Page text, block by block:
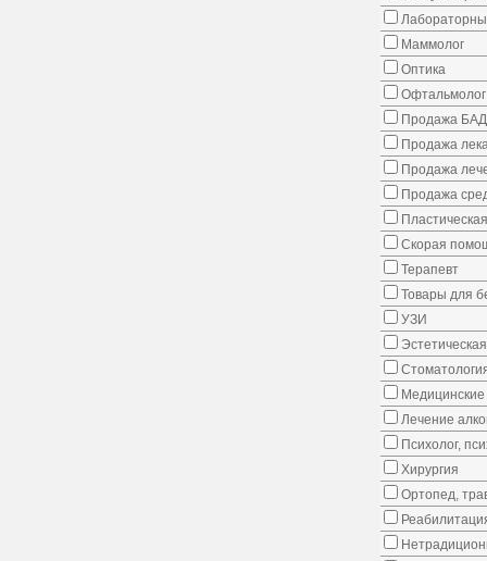
Маммолог
Оптика
Офтальмолог
Продажа
Продажа
Продажа
Продажа
Скорая
Терапевт
Товары для
УЗИ
Медицинские
Лечение
Психолог,
Хирургия
Ортопед,